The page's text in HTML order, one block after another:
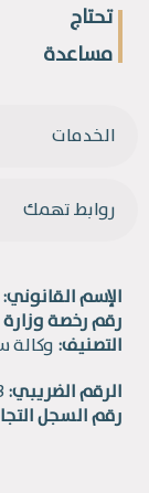
تحتاج
مساعدة
الخدمات
روابط تهمك
الإسم القانوني:
رقم رخصة
التصنيف: وكالة
الرقم الضريبي:
رقم السجل